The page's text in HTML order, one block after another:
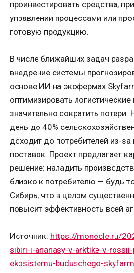
проинвестировать средства,
управлении процессами или
готовую продукцию.
В числе ближайших задач
внедрение системы
основе ИИ на экофермах
оптимизировать логистические
значительно сократить потери.
день до 40%
доходит до потребителей из-
поставок. Проект предлагает
решение: наладить
близко к потребителю — будь
Сибирь, что в целом
повысит эффективность всей
Источник: https://monocle.ru/
sibiri-i-ananasy-v-arktike-v-
ekosistemu-buduschego-